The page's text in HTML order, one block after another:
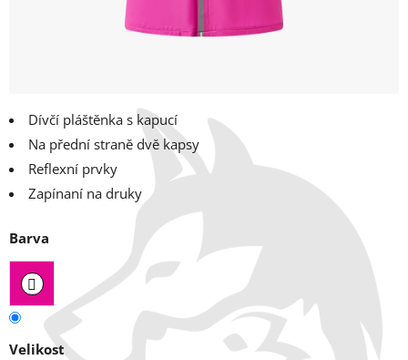
Dívčí pláštěnka s kapucí
Na přední straně dvě kapsy
Reflexní prvky
Zapínaní na druky
Barva
Velikost